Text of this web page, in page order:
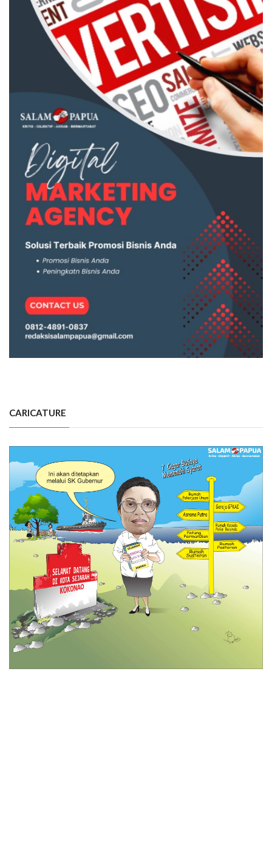
CARICATURE